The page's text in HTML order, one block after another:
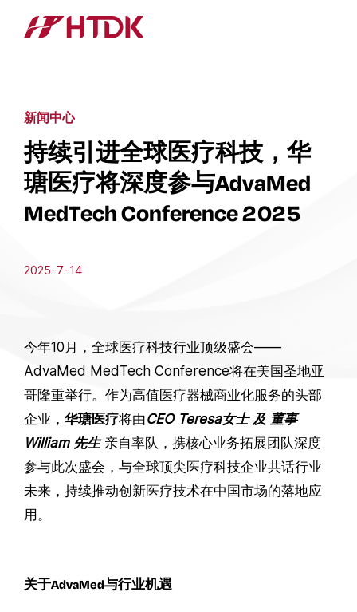
新闻中心
持续引进全球医疗科技，华
瑭医疗将深度参与AdvaMed
MedTech Conference 2025
2025-7-14
今年10月，全球医疗科技行业顶级盛会——
AdvaMed MedTech Conference将在美国圣地亚
哥隆重举行。作为高值医疗器械商业化服务的头部
企业， 华瑭医疗将由CEO Teresa女士 及 董事
William 先生亲自率队，携核心业务拓展团队深度
参与此次盛会，与全球顶尖医疗科技企业共话行业
未来，持续推动创新医疗技术在中国市场的落地应
用。
关于AdvaMed与行业机遇